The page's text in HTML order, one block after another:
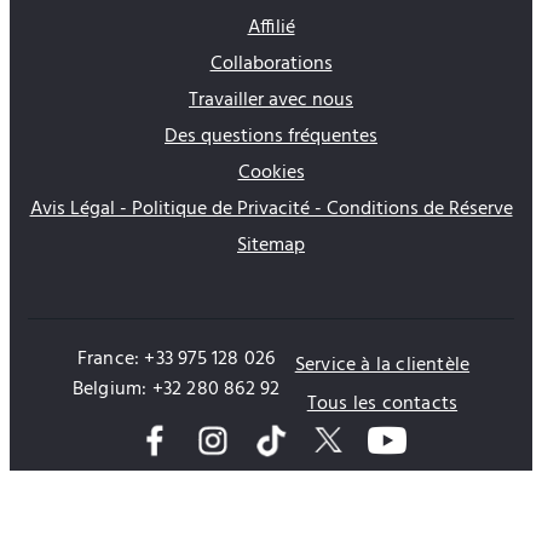
Affilié
Collaborations
Travailler avec nous
Des questions fréquentes
Cookies
Avis Légal - Politique de Privacité - Conditions de Réserve
Sitemap
France: +33 975 128 026
Belgium: +32 280 862 92
Service à la clientèle
Tous les contacts